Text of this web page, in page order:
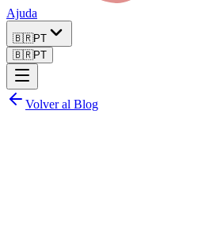
Ajuda
🇧🇷PT
🇧🇷PT
Volver al Blog